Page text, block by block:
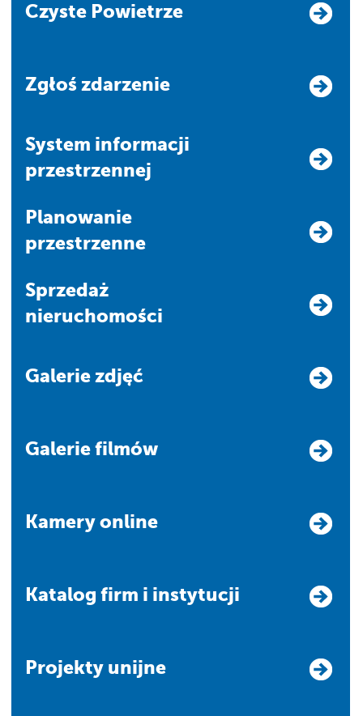
Czyste Powietrze
Zgłoś zdarzenie
system informacji
przestrzennej
Planowanie
przestrzenne
Sprzedaż
nieruchomości
Galerie zdjęć
Galerie filmów
Kamery online
Katalog firm i instytucji
Projekty unijne